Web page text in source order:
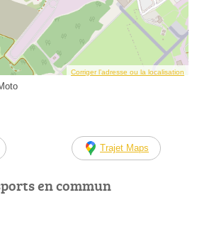
Corriger l’adresse ou la localisation
Trajet Maps
en commun